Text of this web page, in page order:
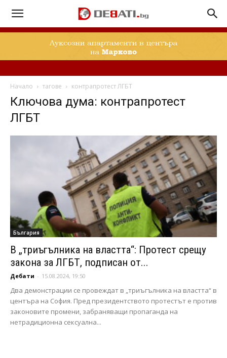
Начало тагове контрапротест ЛГБТ
Ключова дума: контрапротест
ЛГБТ
България
В „триъгълника на властта“: Протест срещу
закона за ЛГБТ, подписан от...
Дебати - 15.08.2024, 19:50
Два демонстрации се провеждат в „триъгълника на властта“ в
центъра на София. Пред президентството протестът е против
законовите промени, забраняващи пропаганда на
нетрадиционна сексуална...